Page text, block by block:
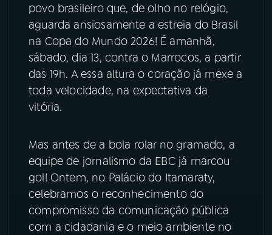
07ÚLTIMAS
FESTIVAL DE MÚSICA
ACOMPANHE A RÁDIO NACIONAL
Instagram X
TikTok
povo brasileiro que, de olho no relógio,
aguarda ansiosamente a estreia do Brasil
na Copa do Mundo 2026! É amanhã,
sábado, dia 13, contra o Marrocos, a partir
das 19h. A essa altura o coração já mexe a
toda velocidade, na expectativa da
vitória.
Mas antes de a bola rolar no gramado, a
equipe de jornalismo da EBC já marcou
gol! Ontem, no Palácio do Itamaraty,
celebramos o reconhecimento do
compromisso da comunicação pública
com a cidadania e o meio ambiente no